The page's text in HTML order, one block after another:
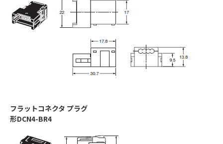
フラットコネクタ プラグ
形DCN4-BR4